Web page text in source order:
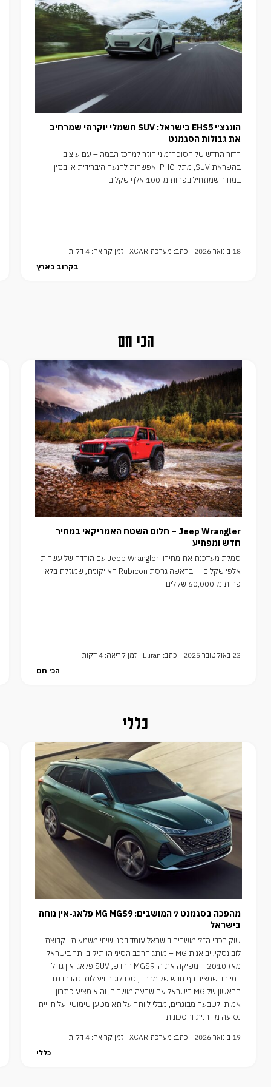
הונגצ׳י EHS5 בישראל: SUV חשמלי יוקרתי שמרחיב
את גבולות הסגמנט
הדור החדש של הסופר־מיני חוזר למרכז הבמה – עם עיצוב
בהשראת SUV, מתלי PHC ואפשרות להנעה היברידית או בנזין
במחיר שמתחיל בפחות מ־100 אלף שקלים
18 בינואר 2026 כתב: מערכת XCAR
זמן קריאה: 4 דקות
בקרוב בארץ
הכי חם
Jeep Wrangler – חלום השטח האמריקאי במחיר
חדש ומפתיע
סמלת מעדכנת את מחירון Jeep Wrangler עם הורדה של עשרות
אלפי שקלים – ובראשה גרסת Rubicon האייקונית, שמוזלת בלא
פחות מ־60,000 שקלים!
23 באוקטובר 2025 כתב: Eliran
זמן קריאה: 4 דקות
הכי חם
כללי
מהפכה בסגמנט 7 המושבים: MG MGS9 פלאג-אין נוחת
בישראל
שוק רכבי ה־7 מושבים בישראל עומד בפני שינוי משמעותי. קבוצת
לובינסקי, יבואנית MG – מותג הרכב הסיני הוותיק ביותר בישראל
מאז 2010 – משיקה את ה־MGS9 החדש, SUV פלאג־אין גדול
במיוחד שמציב רף חדש של מרחב, טכנולוגיה ויעילות. זהו הדגם
הראשון של MG בישראל עם שבעה מושבים, והוא מציע פתרון
אמיתי לשבעה מבוגרים, מבלי לוותר על תא מטען שימושי ועל חוויית
נסיעה מודרנית וחסכונית.
19 בינואר 2026 כתב: מערכת XCAR
זמן קריאה: 4 דקות
כללי